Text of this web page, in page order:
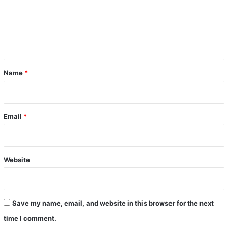
*
Name *
Email *
Website
Save my name, email, and website in this browser for the next
time I comment.